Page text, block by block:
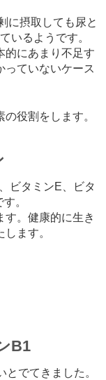
に摂取しても尿と
いるようです。
的にあまり不足す
っていないケース
役割をします。
ビタミンE、ビタ
。
す。健康的に生き
ます。
B1
でてきました。